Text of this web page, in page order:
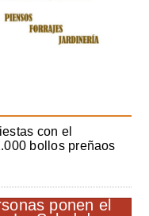
con el
bollos preñaos